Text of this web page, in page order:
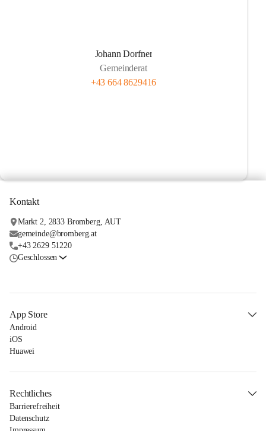
Johann Dorfner
Gemeinderat
+43 664 8629416
Kontakt
Markt 2, 2833 Bromberg, AUT
gemeinde@bromberg.at
+43 2629 51220
Geschlossen
App Store
Android
iOS
Huawei
Rechtliches
Barrierefreiheit
Datenschutz